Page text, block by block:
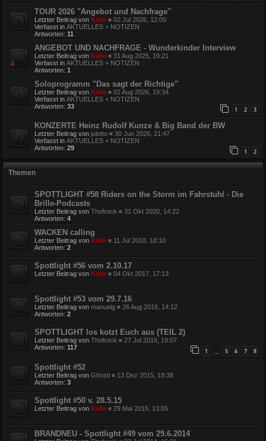
TOUR 2026 "Angebot und Nachfrage″
Letzter Beitrag von Kalle « 02 Jul 2026, 12:00
Verfasst in AKTUELLES + NOTIZEN
Antworten: 11
ANGEBOT UND NACHFRAGE - Wunderkinder Interview
Letzter Beitrag von Kalle « 31 Aug 2025, 19:21
Verfasst in AKTUELLES + NOTIZEN
Antworten: 1
Soloprogramm "Das sagt der Richtige"
Letzter Beitrag von Kalle « 02 Aug 2026, 19:34
Verfasst in AKTUELLES + NOTIZEN
Antworten: 33 1 2 3
KONZERTE Heinz Rudolf Kunze & Big Band der BW
Letzter Beitrag von julotto « 30 Jun 2026, 21:47
Verfasst in AKTUELLES + NOTIZEN
Antworten: 29 1 2
Themen
SPOTTLIGHT #58 Riders on the Storm im Fahrstuhl - Die
Brille-Podcasts
Letzter Beitrag von Thofrock « 31 Okt 2020, 14:22
Antworten: 4
WACKEN calling
Letzter Beitrag von Kalle « 11 Jul 2018, 18:10
Antworten: 2
Spottlight #56 vom 2.10.17
Letzter Beitrag von Kalle « 04 Okt 2017, 17:13
Spottlight #53 vom 29.7.16
Letzter Beitrag von manuelg « 26 Aug 2016, 14:12
Antworten: 2
SPOTTLIGHT los kotzt Euch aus (TEIL 2)
Letzter Beitrag von Thofrock « 27 Jul 2016, 19:07
Antworten: 117 1 5 6 7 8
Spottlight #52
Letzter Beitrag von Ghosti « 13 Dez 2015, 18:38
Antworten: 3
Spottlight #50 v. 28.5.15
Letzter Beitrag von Kalle « 29 Mai 2015, 13:05
BRANDNEU - Spottlight #49 vom 29.6.2014